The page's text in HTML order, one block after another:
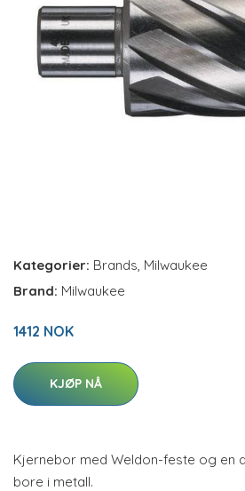
Kategorier: Brands, Milwaukee
Brand: Milwaukee
1412 NOK
KJØP NÅ
Kjernebor med Weldon-feste og en
bore i metall.